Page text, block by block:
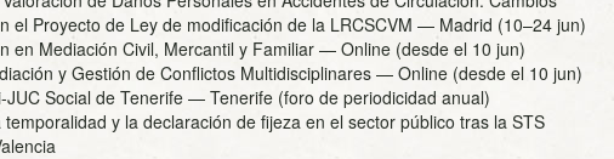
el Proyecto de Ley de modificación de la LRCSCVM — Madrid (10–24 jun)
en Mediación Civil, Mercantil y Familiar — Online (desde el 10 jun)
y Gestión de Conflictos Multidisciplinares — Online (desde el 10 jun)
JUC Social de Tenerife— Tenerife (foro de periodicidad anual)
temporalidad y la declaración de fijeza en el sector público tras la STS